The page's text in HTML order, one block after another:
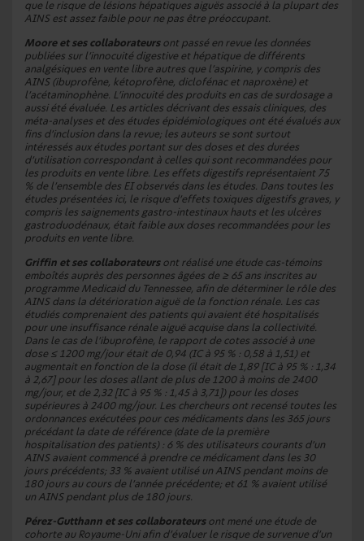
que le risque de lésions hépatiques aiguës associé à la plupart des
AINS est assez faible pour ne pas être préoccupant.
Moore et ses collaborateursont passé en revue les données
publiées sur l’innocuité digestive et hépatique de différents
analgésiques en vente libre autres que l’aspirine, y compris des
AINS (ibuprofène, kétoprofène, diclofénac et naproxène) et
l’acétaminophène. L’innocuité des produits en cas de surdosage a
aussi été évaluée. Les articles décrivant des essais cliniques, des
méta-analyses et des études épidémiologiques ont été évalués aux
fins d’inclusion dans la revue; les auteurs se sont surtout
intéressés aux études portant sur des doses et des durées
d’utilisation correspondant à celles qui sont recommandées pour
les produits en vente libre. Les effets digestifs représentaient 75
% de l’ensemble des EI observés dans les études. Dans toutes les
études présentées ici, le risque d’effets toxiques digestifs graves, y
compris les saignements gastro-intestinaux hauts et les ulcères
gastroduodénaux, était faible aux doses recommandées pour les
produits en vente libre.
Griffin et ses collaborateursont réalisé une étude cas-témoins
emboîtés auprès des personnes âgées de ≥ 65 ans inscrites au
programme Medicaid du Tennessee, afin de déterminer le rôle des
AINS dans la détérioration aiguë de la fonction rénale. Les cas
étudiés comprenaient des patients qui avaient été hospitalisés
pour une insuffisance rénale aiguë acquise dans la collectivité.
Dans le cas de l’ibuprofène, le rapport de cotes associé à une
dose ≤ 1200 mg/jour était de 0,94 (IC à 95 % : 0,58 à 1,51) et
augmentait en fonction de la dose (il était de 1,89 [IC à 95 % : 1,34
à 2,67] pour les doses allant de plus de 1200 à moins de 2400
mg/jour, et de 2,32 [IC à 95 % : 1,45 à 3,71]) pour les doses
supérieures à 2400 mg/jour. Les chercheurs ont recensé toutes les
ordonnances exécutées pour ces médicaments dans les 365 jours
précédant la date de référence (date de la première
hospitalisation des patients) : 6 % des utilisateurs courants d’un
AINS avaient commencé à prendre ce médicament dans les 30
jours précédents; 33 % avaient utilisé un AINS pendant moins de
180 jours au cours de l’année précédente; et 61 % avaient utilisé
un AINS pendant plus de 180 jours.
Pérez-Gutthann et ses collaborateursont mené une étude de
cohorte au Royaume-Uni afin d’évaluer le risque de survenue d’un